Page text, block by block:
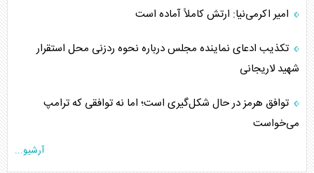
امیر اکرمی‌نیا: ارتش کاملاً آماده است
تکذیب ادعای نماینده مجلس درباره نحوه ردزنی محل استقرار
شهید لاریجانی
توافق هرمز در حال شکل‌گیری است؛ اما نه توافقی که ترامپ
می‌خواست
آرشیو...